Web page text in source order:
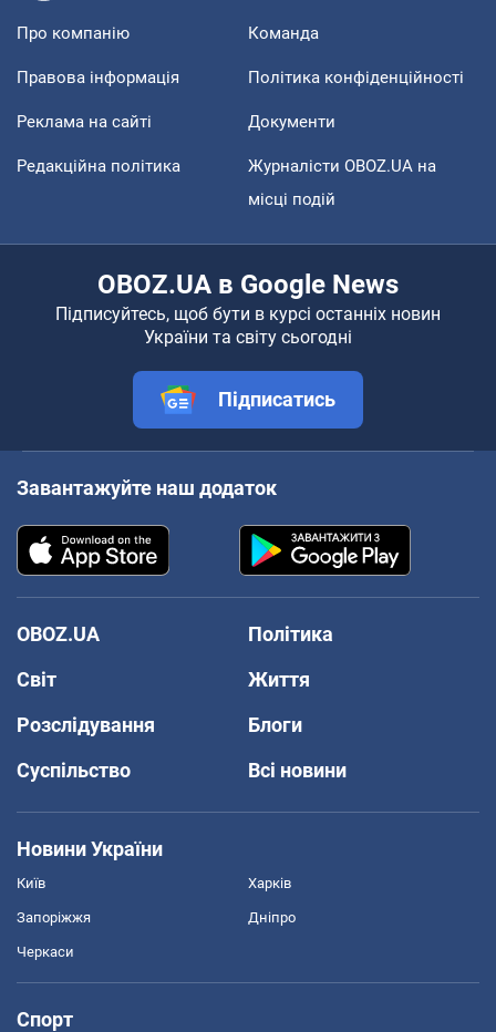
Про компанію Команда
Правова інформація Політика конфіденційності
Реклама на сайті Документи
Редакційна політика
Журналісти OBOZ.UA на
місці подій
OBOZ.UA в Google News
Підписуйтесь, щоб бути в курсі останніх новин
України та світу сьогодні
Підписатись
Завантажуйте наш додаток
OBOZ.UA
Політика
Світ
Життя
Розслідування
Блоги
Суспільство
Всі новини
Новини України
Київ Харків
Запоріжжя Дніпро
Черкаси
Спорт